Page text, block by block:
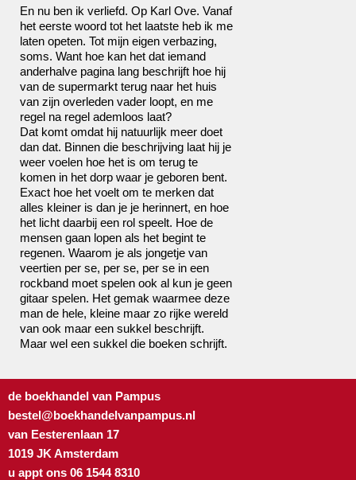
En nu ben ik verliefd. Op Karl Ove. Vanaf
het eerste woord tot het laatste heb ik me
laten opeten. Tot mijn eigen verbazing,
soms. Want hoe kan het dat iemand
anderhalve pagina lang beschrijft hoe hij
van de supermarkt terug naar het huis
van zijn overleden vader loopt, en me
regel na regel ademloos laat?
Dat komt omdat hij natuurlijk meer doet
dan dat. Binnen die beschrijving laat hij je
weer voelen hoe het is om terug te
komen in het dorp waar je geboren bent.
Exact hoe het voelt om te merken dat
alles kleiner is dan je je herinnert, en hoe
het licht daarbij een rol speelt. Hoe de
mensen gaan lopen als het begint te
regenen. Waarom je als jongetje van
veertien per se, per se, per se in een
rockband moet spelen ook al kun je geen
gitaar spelen. Het gemak waarmee deze
man de hele, kleine maar zo rijke wereld
van ook maar een sukkel beschrijft.
Maar wel een sukkel die boeken schrijft.
de boekhandel van Pampus
bestel@boekhandelvanpampus.nl
van Eesterenlaan 17
1019 JK Amsterdam
u appt ons 06 1544 8310